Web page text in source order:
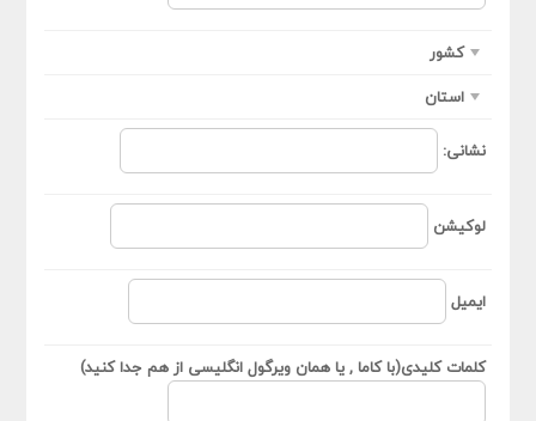
کشور
استان
نشانی:
لوکیشن
ایمیل
کلمات کلیدی(با کاما , یا همان ویرگول انگلیسی از هم جدا کنید)